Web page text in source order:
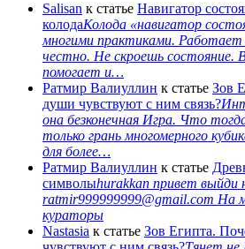
Salisan к статье Навигатор
колодаКолода «навигатор
многими практиками. Работает
честно. Не скроешь состояние.
помогает и…
Ратмир Валиуллин к статье Зов
души чувствуют с ним связь?
она безконечная Игра. Что
только грань многомерного
для более…
Ратмир Валиуллин к статье
символыhurakkan привет выйди
ratmir999999999@gmail.com На
кураторы
Nastasia к статье Зов Египта.